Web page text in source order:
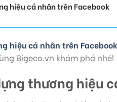
hiệu cá nhân trên Facebook
hiệu cá nhân trên Facebook
Bigeco.vn khám phá nhé!
thương hiệu